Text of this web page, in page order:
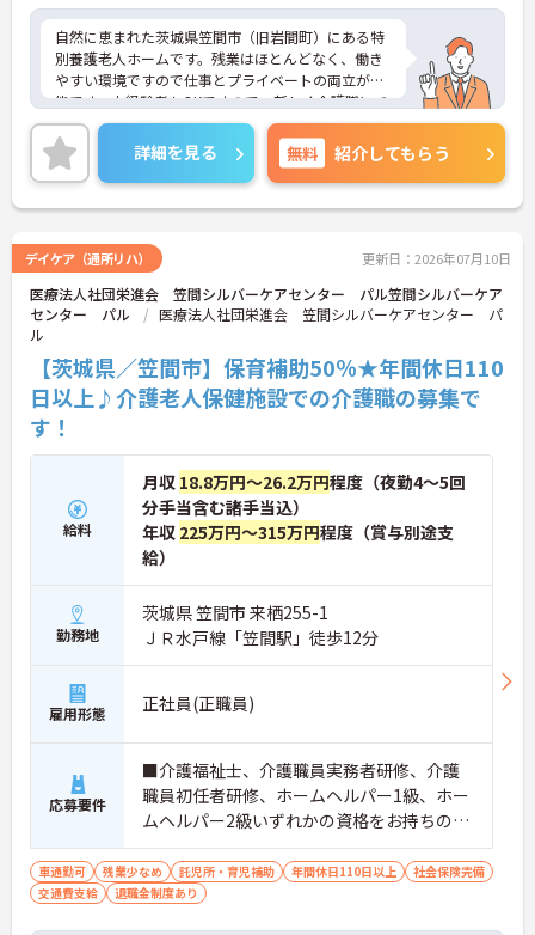
――――――――――――――― ■ 月給24.5万円以上スタート！ ―――――――――――――――
経験を活かしながら、安定した収入を目指せます。
・月給245,000円以上 ・年収334万円以上スタート
・介護福祉士資格を活かせる ・正社員として安定勤
務
→ 転職後も収入面の不安を抑えながらスタートでき
ます。
自然に恵まれた茨城県笠間市（旧岩間町）にある特
別養護老人ホームです。残業はほとんどなく、働き
やすい環境ですので仕事とプライベートの両立が可
能です。未経験者もOKですので、新しく介護職にチ
ャレンジされたい方におすすめの求人です！ご興味
ある方には、面接対策ポイントなど、さらに詳細を
お話しいたしますのでお気軽にご相談ください。
詳細を見る 無料 紹介してもらう
デイケア（通所リハ） 更新日：2026年07月10日
医療法人社団栄進会 笠間シルバーケアセンター パル笠間シルバーケア
センター パル
医療法人社団栄進会 笠間シルバーケアセンター パ
ル
【茨城県／笠間市】保育補助50％★年間休日110
日以上♪介護老人保健施設での介護職の募集で
す！
給料
月収 18.8万円～26.2万円程度（夜勤4～5回
分手当含む諸手当込）
年収 225万円～315万円程度（賞与別途支
給）
勤務地
茨城県 笠間市 来栖255-1
ＪＲ水戸線「笠間駅」徒歩12分
雇用形態 正社員(正職員)
応募要件
■介護福祉士、介護職員実務者研修、介護
職員初任者研修、ホームヘルパー1級、ホー
ムヘルパー2級いずれかの資格をお持ちの方
※未経験相談可能 ■普通自動車運転免許（A
T限定可）
車通勤可 残業少なめ 託児所・育児補助 年間休日110日以上
社会保険完備
交通費支給
退職金制度あり